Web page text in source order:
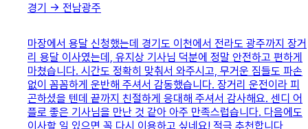
경기 → 전남광주
마장에서 용달 신청했는데 ​경기도 이천에서 전라도 광주까지 장거
리 용달 이사였는데, 유지상 기사님 덕분에 정말 안전하고 편하게
마쳤습니다. 시간도 정확히 맞춰서 와주시고, 무거운 짐들도 파손
없이 꼼꼼하게 운반해 주셔서 감동했습니다. 장거리 운전이라 피
곤하셨을 텐데 끝까지 친절하게 응대해 주셔서 감사해요. 센디 어
플로 좋은 기사님을 만난 것 같아 아주 만족스럽습니다. 다음에도
이사할 일 있으면 꼭 다시 이용하고 싶네요! 적극 추천합니다